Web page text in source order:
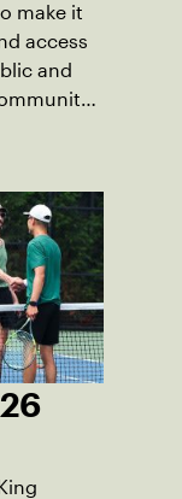
make it
access
and